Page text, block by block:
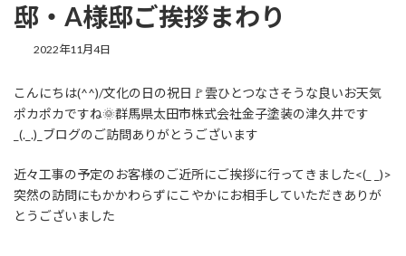
邸・A様邸ご挨拶まわり
2022年11月4日
こんにちは(^^)/文化の日の祝日🚩雲ひとつなさそうな良いお天気
ポカポカですね🌞群馬県太田市株式会社金子塗装の津久井です
_(._.)_ブログのご訪問ありがとうございます
近々工事の予定のお客様のご近所にご挨拶に行ってきました<(_ _)>
突然の訪問にもかかわらずにこやかにお相手していただきありが
とうございました